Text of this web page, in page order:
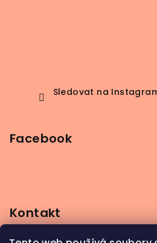
Sledovat na
Facebook
Kontakt